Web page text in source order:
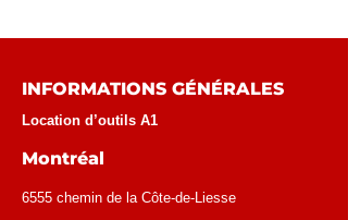
INFORMATIONS GÉNÉRALES
Location d’outils A1
Montréal
6555 chemin de la Côte-de-Liesse